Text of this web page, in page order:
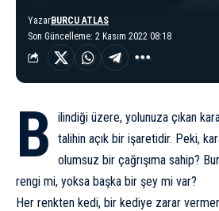
Son Güncelleme: 2 Kasım 2022 08:18
YazarBURCU ATLAS
B
ilindiği üzere, yolunuza çıkan
talihin açık bir işaretidir. Peki,
olumsuz bir çağrışıma sahip?
rengi mi, yoksa başka bir şey mi var?
Her renkten kedi, bir kediye zarar